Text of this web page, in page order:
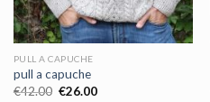
PULL A CAPUCHE
pull a capuche
€42.00 €26.00